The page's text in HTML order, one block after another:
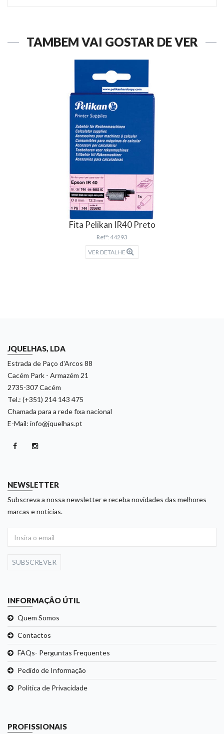
TAMBÉM VAI GOSTAR DE VER
Fita Pelikan IR40 Preto
Refª: 44293
VER DETALHE
JQUELHAS, LDA
Estrada de Paço d'Arcos 88
Cacém Park - Armazém 21
2735-307 Cacém
Tel.: (+351) 214 143 475
Chamada para a rede fixa nacional
E-Mail: info@jquelhas.pt
NEWSLETTER
Subscreva a nossa newsletter e receba novidades das melhores
marcas e noticias.
SUBSCREVER
INFORMAÇÃO ÚTIL
Quem Somos
Contactos
FAQs- Perguntas Frequentes
Pedido de Informação
Politica de Privacidade
PROFISSIONAIS